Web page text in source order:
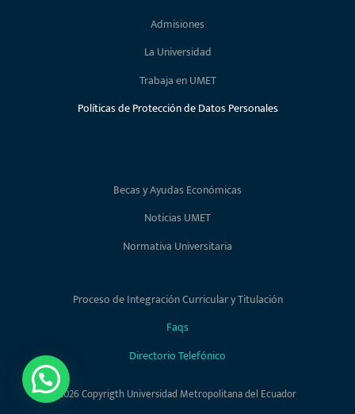
Admisiones
La Universidad
Trabaja en UMET
Políticas de Protección de Datos Personales
Becas y Ayudas Económicas
Noticias UMET
Normativa Universitaria
Proceso de Integración Curricular y Titulación
Faqs
Directorio Telefónico
2026 Copyrigth Universidad Metropolitana del Ecuador